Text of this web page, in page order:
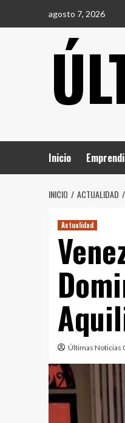
agosto 7, 2026
Inicio
INICIO ACTUALIDAD
Actualidad
Últimas Noticias